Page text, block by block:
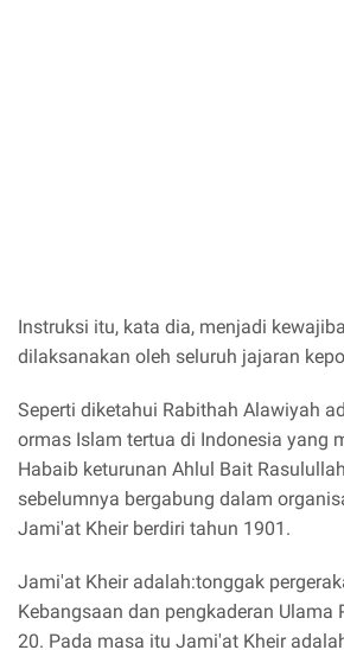
Instruksi itu, kata dia, menjadi
dilaksanakan oleh seluruh jajaran
Seperti diketahui Rabithah Alawiyah
ormas Islam tertua di Indonesia yang
Habaib keturunan Ahlul Bait
sebelumnya bergabung dalam
Jami'at Kheir berdiri tahun 1901.
Jami'at Kheir adalah:tonggak
Kebangsaan dan pengkaderan Ulama
20. Pada masa itu Jami'at Kheir